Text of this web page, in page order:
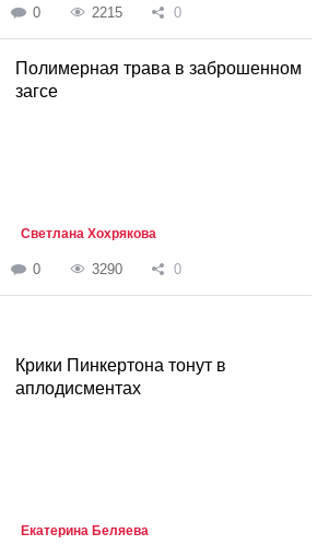
0 2215 0
Полимерная трава в заброшенном
загсе
Светлана Хохрякова
0 3290 0
Крики Пинкертона тонут в
аплодисментах
Екатерина Беляева